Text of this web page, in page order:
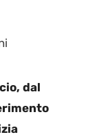
dal